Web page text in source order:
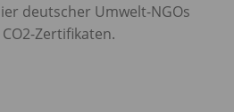
deutscher Umwelt-NGOs
Zertifikaten.